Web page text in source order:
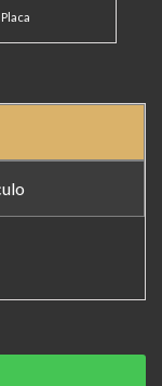
Placa